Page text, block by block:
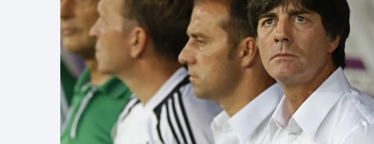
Curling
Dostihy
Florbal
Futsal
Golf
Gymnastika
Moderní pětiboj
Motorsport
Olympijské hry
Parasport
Plavání
Plážový volejbal